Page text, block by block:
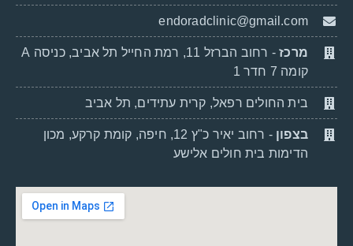
endoradclinic@gmail.com
מרכז
- רחוב הברזל 11, רמת החייל תל אביב, כניסה A
קומה 7 חדר 1
בית החולים רפאל, קרית עתידים, תל אביב
בצפון
- רחוב יאיר כ"ץ 12, חיפה, קומת קרקע, מכון
הדימות בית חולים אלישע